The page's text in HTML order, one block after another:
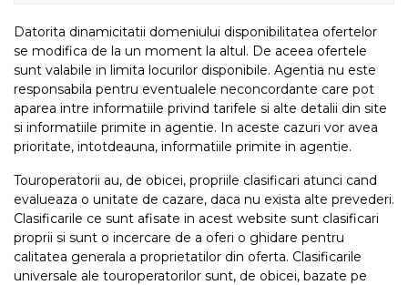
Datorita dinamicitatii domeniului disponibilitatea ofertelor
se modifica de la un moment la altul. De aceea ofertele
sunt valabile in limita locurilor disponibile. Agentia nu este
responsabila pentru eventualele neconcordante care pot
aparea intre informatiile privind tarifele si alte detalii din site
si informatiile primite in agentie. In aceste cazuri vor avea
prioritate, intotdeauna, informatiile primite in agentie.
Touroperatorii au, de obicei, propriile clasificari atunci cand
evalueaza o unitate de cazare, daca nu exista alte prevederi.
Clasificarile ce sunt afisate in acest website sunt clasificari
proprii si sunt o incercare de a oferi o ghidare pentru
calitatea generala a proprietatilor din oferta. Clasificarile
universale ale touroperatorilor sunt, de obicei, bazate pe